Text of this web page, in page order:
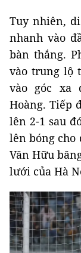
Tuy nhiên,
nhanh vào
bàn thắng.
vào trung lộ
vào góc xa
Hoàng. Tiếp
lên 2-1 sau
lên bóng cho
Văn Hữu
lưới của Hà